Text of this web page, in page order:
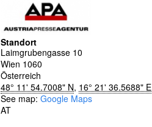
S
c
h
l
ü
s
s
e
Standort
Laimgrubengasse 10
Wien 1060
Österreich
48° 11' 54.7008" N, 16° 21' 36.5688" E
See map: Google Maps
AT